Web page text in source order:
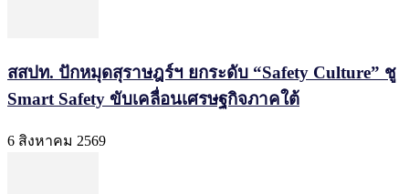
สสปท. ปักหมุดสุราษฎร์ฯ ยกระดับ “Safety Culture” ชู
Smart Safety ขับเคลื่อนเศรษฐกิจภาคใต้
6 สิงหาคม 2569